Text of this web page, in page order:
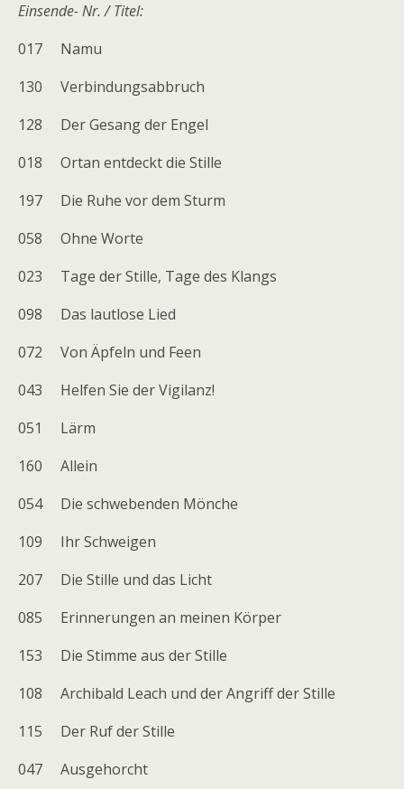
Einsende- Nr. / Titel:
017 Namu
130 Verbindungsabbruch
128 Der Gesang der Engel
018 Ortan entdeckt die Stille
197 Die Ruhe vor dem Sturm
058 Ohne Worte
023 Tage der Stille, Tage des Klangs
098 Das lautlose Lied
072 Von Äpfeln und Feen
043 Helfen Sie der Vigilanz!
051 Lärm
160 Allein
054 Die schwebenden Mönche
109 Ihr Schweigen
207 Die Stille und das Licht
085 Erinnerungen an meinen Körper
153 Die Stimme aus der Stille
108 Archibald Leach und der Angriff der Stille
115 Der Ruf der Stille
047 Ausgehorcht